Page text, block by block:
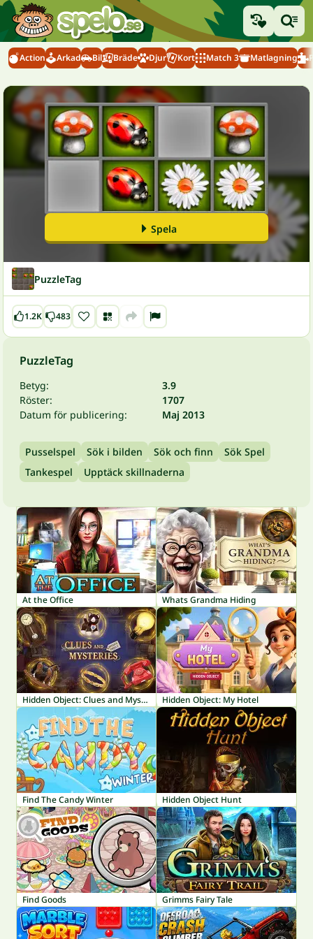
Action Arkad Bil Bräde Djur Kort Match 3 Matlagning
Spela
PuzzleTag
1.2K 483
PuzzleTag
Betyg:
3.9
Röster:
1707
Datum för publicering:
Maj 2013
Pusselspel Sök i bilden Sök och finn
Sök Spel
Tankespel
Upptäck skillnaderna
At the Office Whats Grandma Hiding
Hidden Object: Clues and Mysteries Hidden Object: My Hotel
Find The Candy Winter Hidden Object Hunt
Find Goods Grimms Fairy Tale